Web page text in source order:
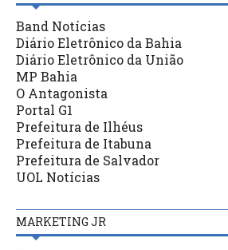
Band Notícias
Diário Eletrônico da Bahia
Diário Eletrônico da União
MP Bahia
O Antagonista
Portal G1
Prefeitura de Ilhéus
Prefeitura de Itabuna
Prefeitura de Salvador
UOL Notícias
MARKETING JR